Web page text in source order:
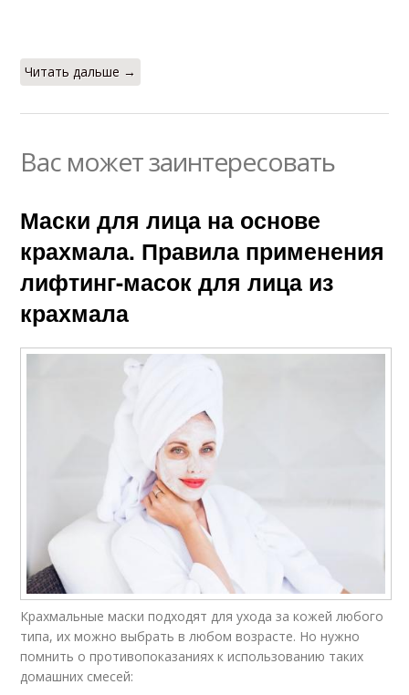
Читать дальше →
Вас может заинтересовать
Маски для лица на основе
крахмала. Правила применения
лифтинг-масок для лица из
крахмала
Крахмальные маски подходят для ухода за кожей любого
типа, их можно выбрать в любом возрасте. Но нужно
помнить о противопоказаниях к использованию таких
домашних смесей: